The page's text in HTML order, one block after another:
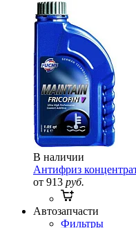
В наличии
Антифриз
от 913 руб.
Автозапчасти
Фильтры